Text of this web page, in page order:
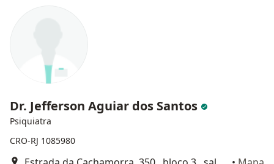
Dr. Jefferson Aguiar dos Santos
Psiquiatra
CRO-RJ 1085980